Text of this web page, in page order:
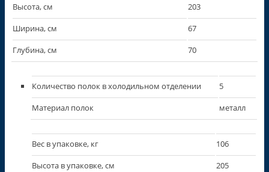
Высота, см
203
Ширина, см
67
Глубина, см
70
Количество полок в холодильном отделении
5
Материал полок
металл
Вес в упаковке, кг
106
Высота в упаковке, см
205